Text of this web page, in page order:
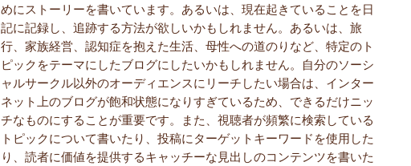
めにストーリーを書いています。あるいは、現在起きていることを日
記に記録し、追跡する方法が欲しいかもしれません。あるいは、旅
行、家族経営、認知症を抱えた生活、母性への道のりなど、特定のト
ピックをテーマにしたブログにしたいかもしれません。自分のソーシ
ャルサークル以外のオーディエンスにリーチしたい場合は、インター
ネット上のブログが飽和状態になりすぎているため、できるだけニッ
チなものにすることが重要です。また、視聴者が頻繁に検索している
トピックについて書いたり、投稿にターゲットキーワードを使用した
り、読者に価値を提供するキャッチーな見出しのコンテンツを書いた